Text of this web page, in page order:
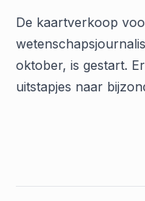
De kaartverkoop
oktober, is gestart.
uitstapjes naar